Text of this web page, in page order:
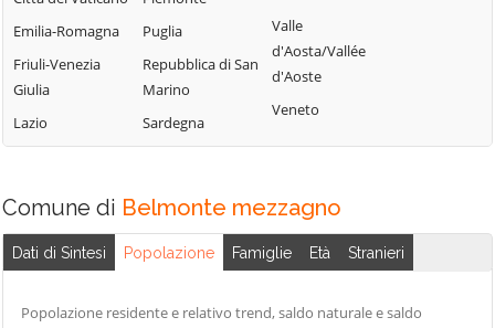
Carini
Castelbuono
Casteldaccia
Castronovo di
Sicilia
Cefalà Diana
Cefalù
Montelepre
Montemaggiore
Belsito
Palermo
Partinico
Petralia Soprana
Trappeto
Ustica
Valledolmo
Villafrati
Emilia-Romagna
Friuli-Venezia
Giulia
Lazio
Puglia
Repubblica di San
Marino
Sardegna
Valle
d'Aosta/Vallée
d'Aoste
Veneto
Comune di Belmonte mezzagno
Dati di Sintesi Popolazione Famiglie Età Stranieri
Popolazione residente e relativo trend, saldo naturale e saldo